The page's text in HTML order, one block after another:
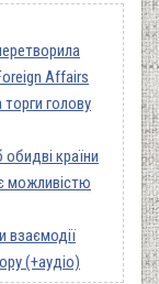
Affairs
голову
країни
є можливістю
взаємодії
(+аудіо)